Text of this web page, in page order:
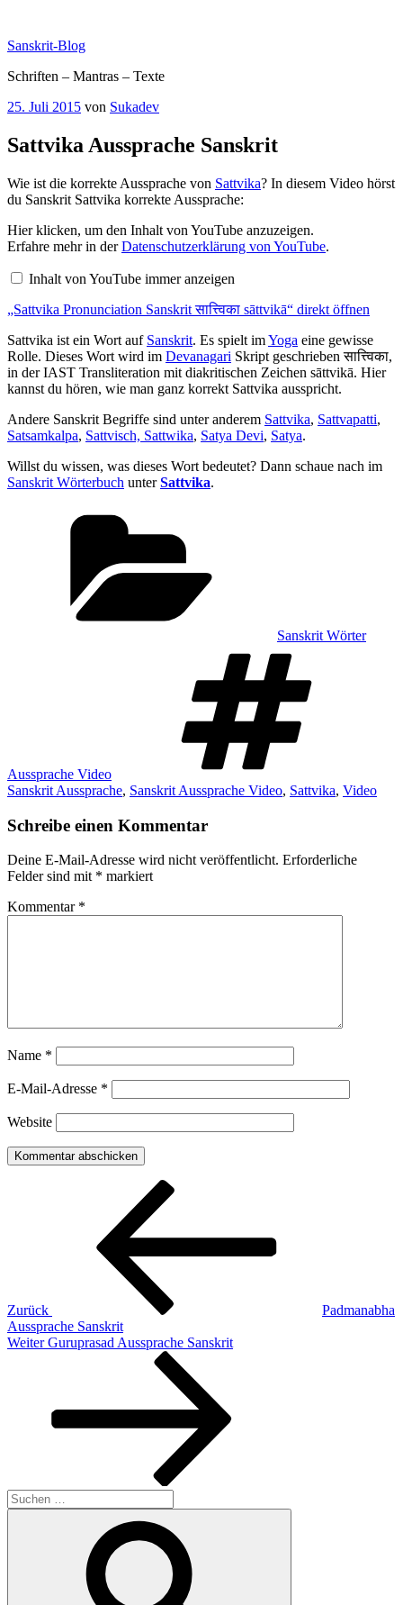
springen
Sanskrit-Blog
Schriften – Mantras – Texte
Veröffentlicht
25. Juli 2015 von Sukadev
Sattvika Aussprache Sanskrit
Wie ist die korrekte Aussprache von Sattvika? In diesem Video hörst
du Sanskrit Sattvika korrekte Aussprache:
„Sattvika
Pronunciation
Sanskrit
sāttvikā“
YouTube
Hier klicken, um den Inhalt von YouTube anzuzeigen.
Erfahre mehr in derDatenschutzerklärung von YouTube.
Inhalt von YouTube immer anzeigen
„Sattvika Pronunciation Sanskrit सात्त्विका sāttvikā“ direkt öffnen
Sattvika ist ein Wort auf Sanskrit. Es spielt imYoga eine gewisse
Rolle. Dieses Wort wird im Devanagari Skript geschrieben सात्त्विका,
in der IAST Transliteration mit diakritischen Zeichen sāttvikā. Hier
kannst du hören, wie man ganz korrekt Sattvika ausspricht.
Andere Sanskrit Begriffe sind unter anderem Sattvika, Sattvapatti,
Satsamkalpa, Sattvisch, Sattwika, Satya Devi, Satya.
Willst du wissen, was dieses Wort bedeutet? Dann schaue nach im
Sanskrit Wörterbuch unterSattvika.
Sanskrit Wörter
Aussprache Video
Sanskrit Aussprache, Sanskrit Aussprache Video, Sattvika, Video
Schreibe einen Kommentar
Deine E-Mail-Adresse wird nicht veröffentlicht. Erforderliche
Felder sind mit * markiert
Kommentar *
Name *
E-Mail-Adresse *
Website
Beitragsnavigation
Zurück
Padmanabha
Aussprache Sanskrit
Nächster
Weiter Guruprasad Aussprache Sanskrit
Suchen
nach: